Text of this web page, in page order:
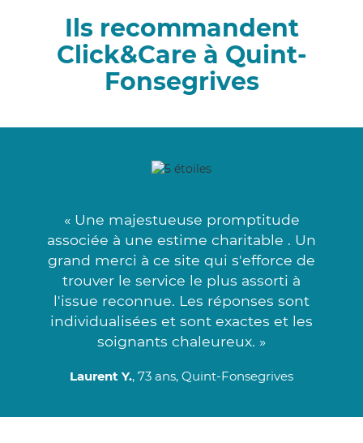
Ils recommandent
Click&Care à Quint-
Fonsegrives
« Une majestueuse promptitude
associée à une estime charitable . Un
grand merci à ce site qui s'efforce de
trouver le service le plus assorti à
l'issue reconnue. Les réponses sont
individualisées et sont exactes et les
soignants chaleureux. »
Laurent Y., 73 ans, Quint-Fonsegrives